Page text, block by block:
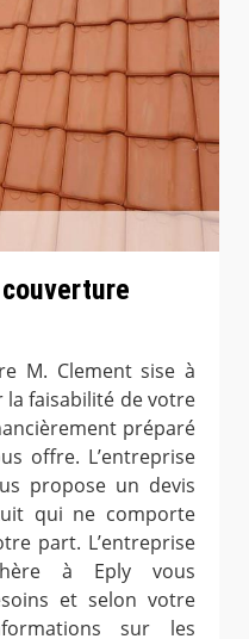
M. Clement sise à
la faisabilité de votre
préparé
offre. L’entreprise
propose un devis
qui ne comporte
part. L’entreprise
à Eply vous
et selon votre
sur les